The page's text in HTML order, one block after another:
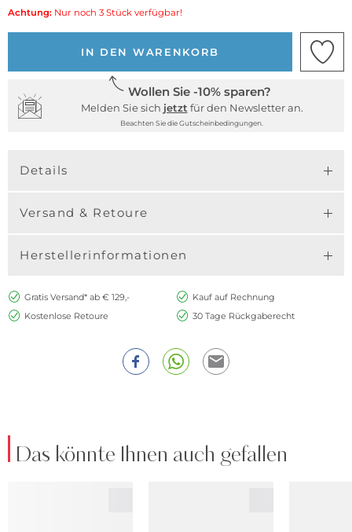
Achtung: Nur noch 3 Stück verfügbar!
IN DEN WARENKORB
Wollen Sie -10% sparen?
Melden Sie sich jetzt für den Newsletter an.
Beachten Sie die Gutscheinbedingungen.
Details
Versand & Retoure
Herstellerinformationen
Gratis Versand* ab € 129,-
Kauf auf Rechnung
Kostenlose Retoure
30 Tage Rückgaberecht
Das könnte Ihnen auch gefallen